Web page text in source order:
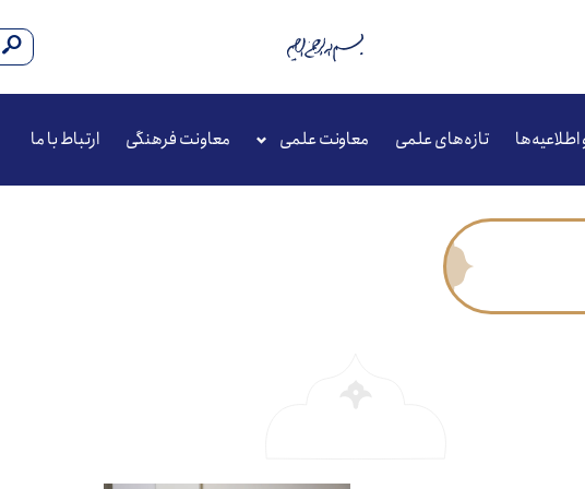
اطلاعیه‌ها تازه‌های علمی معاونت علمی معاونت فرهنگی ارتباط با ما